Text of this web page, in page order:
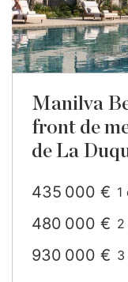
Manilva
front de
de La
435 000 € 1
480 000 € 2
930 000 € 3